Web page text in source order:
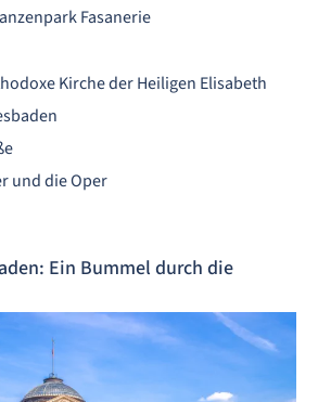
Fasanerie
Kirche der Heiligen Elisabeth
und die Oper
Ein Bummel durch die